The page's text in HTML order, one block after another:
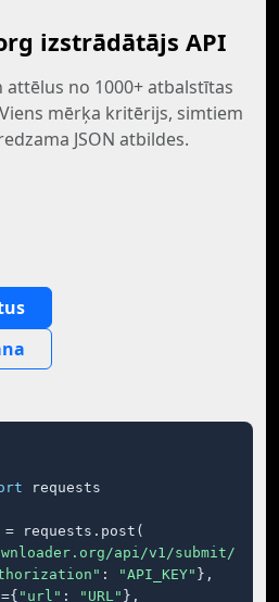
izstrādātājs API
attēlus no 1000+ atbalstītas
mērķa kritērijs, simtiem
JSON atbildes.
requests
= requests.post(
api/v1/submit/"
: "API_KEY" },
"url" : "URL" },